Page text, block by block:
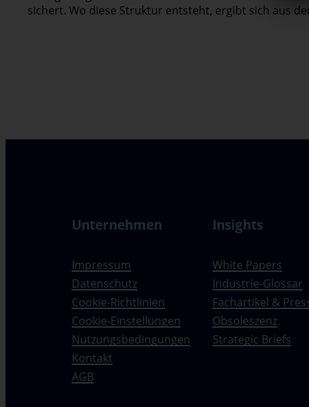
sichert. Wo diese Struktur entsteht, ergibt sich aus
Unternehmen
Impressum
Datenschutz
Cookie-Richtlinien
Cookie-Einstellungen
Nutzungsbedingungen
Kontakt
AGB
Insights
White Papers
Industrie-Glossar
Fachartikel &
Obsoleszenz
Strategic Briefs